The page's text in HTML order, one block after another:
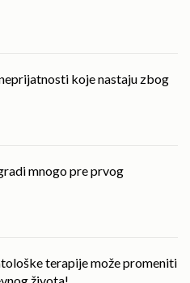
koje nastaju zbog
mnogo pre prvog
terapije može promeniti